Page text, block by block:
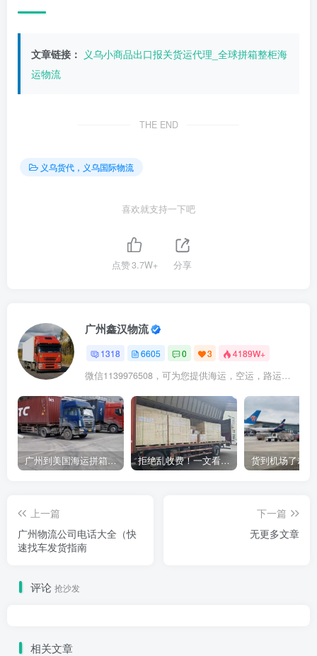
文章链接： 义乌小商品出口报关货运代理_全球拼箱整柜海
运物流
THE END
义乌货代，义乌国际物流
喜欢就支持一下吧
点赞3.7W+ 分享
广州鑫汉物流
1318 6605 0 3 4189W+
微信1139976508，可为您提供海运，空运，路运，铁路运输
广州到美国海运拼箱多少钱？2024年最新运费构成+隐藏费用避坑指南 拒绝乱收费！一文看懂中国货代计费套路，教你避开所有隐形坑
上一篇
广州物流公司电话大全（快
速找车发货指南
下一篇
无更多文章
评论 抢沙发
相关文章